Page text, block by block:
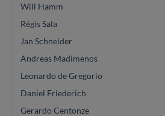
Will Hamm
Régis Sala
Jan Schneider
Andreas Madimenos
Leonardo de Gregorio
Daniel Friederich
Gerardo Centonze